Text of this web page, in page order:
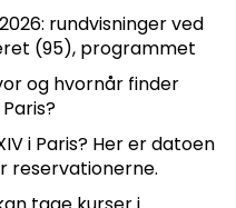
rundvisninger ved
(95), programmet
og hvornår finder
i Paris? Her er datoen
reservationerne.